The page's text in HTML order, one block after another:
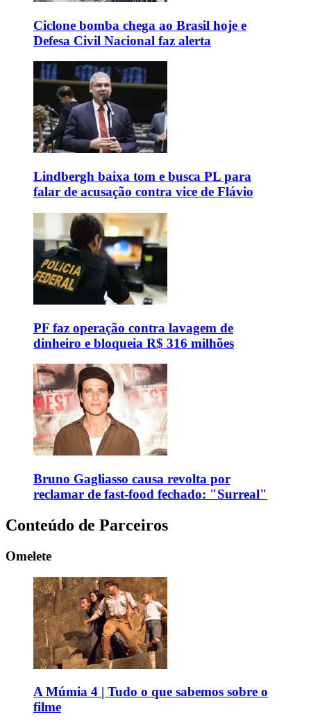
Ciclone bomba chega ao Brasil hoje e
Defesa Civil Nacional faz alerta
Lindbergh baixa tom e busca PL para
falar de acusação contra vice de Flávio
PF faz operação contra lavagem de
dinheiro e bloqueia R$ 316 milhões
Bruno Gagliasso causa revolta por
reclamar de fast-food fechado: "Surreal"
Conteúdo de Parceiros
Omelete
A Múmia 4 | Tudo o que sabemos sobre o
filme